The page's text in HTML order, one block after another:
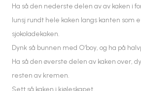
Ha så den nederste delen av av kaken i
lunsj rundt hele kaken langs kanten som
sjokoladekaken.
Dynk så bunnen med O’boy, og ha på
Ha så den øverste delen av kaken over,
resten av kremen.
Sett så kaken i kjøleskapet.